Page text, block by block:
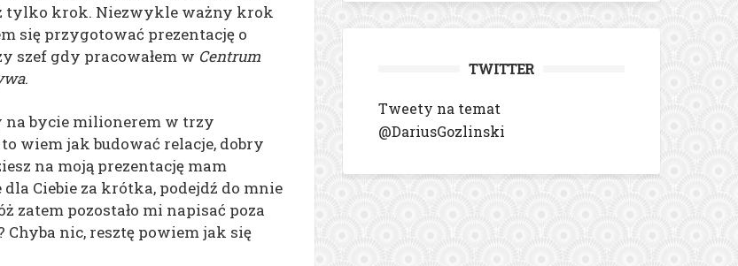
tylko krok. Niezwykle ważny krok
się przygotować prezentację o
szef gdy pracowałem w Centrum
.
na bycie milionerem w trzy
wiem jak budować relacje, dobry
na moją prezentację mam
Ciebie za krótka, podejdź do mnie
zatem pozostało mi napisać poza
nic, resztę powiem jak się
TWITTER
Tweety na temat
@DariusGozlinski